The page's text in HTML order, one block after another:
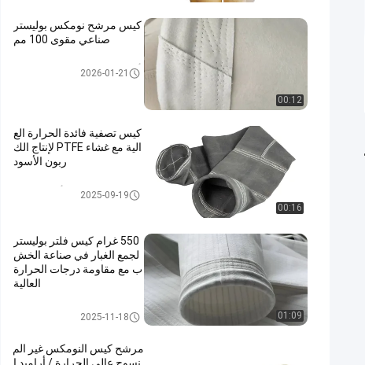
00:12
كيس مرشح نومكس بوليستر
صناعي مقوى 100 مم
أكياس المرشحات عالية درجة الح
2026-01-21
00:16
كيس تصفية فائدة الحرارة الع
الية مع غشاء PTFE لإنتاج الك
ربون الأسود
كيس فلتر من ألياف الزجاج
2025-09-19
01:09
550 غرام كيس فلتر بوليستر
لجمع الغبار في صناعة الخش
ب مع مقاومة درجات الحرارة
العالية
كيس فلتر بوليستر2025-11-18
مرشح كيس النومكس غير الم